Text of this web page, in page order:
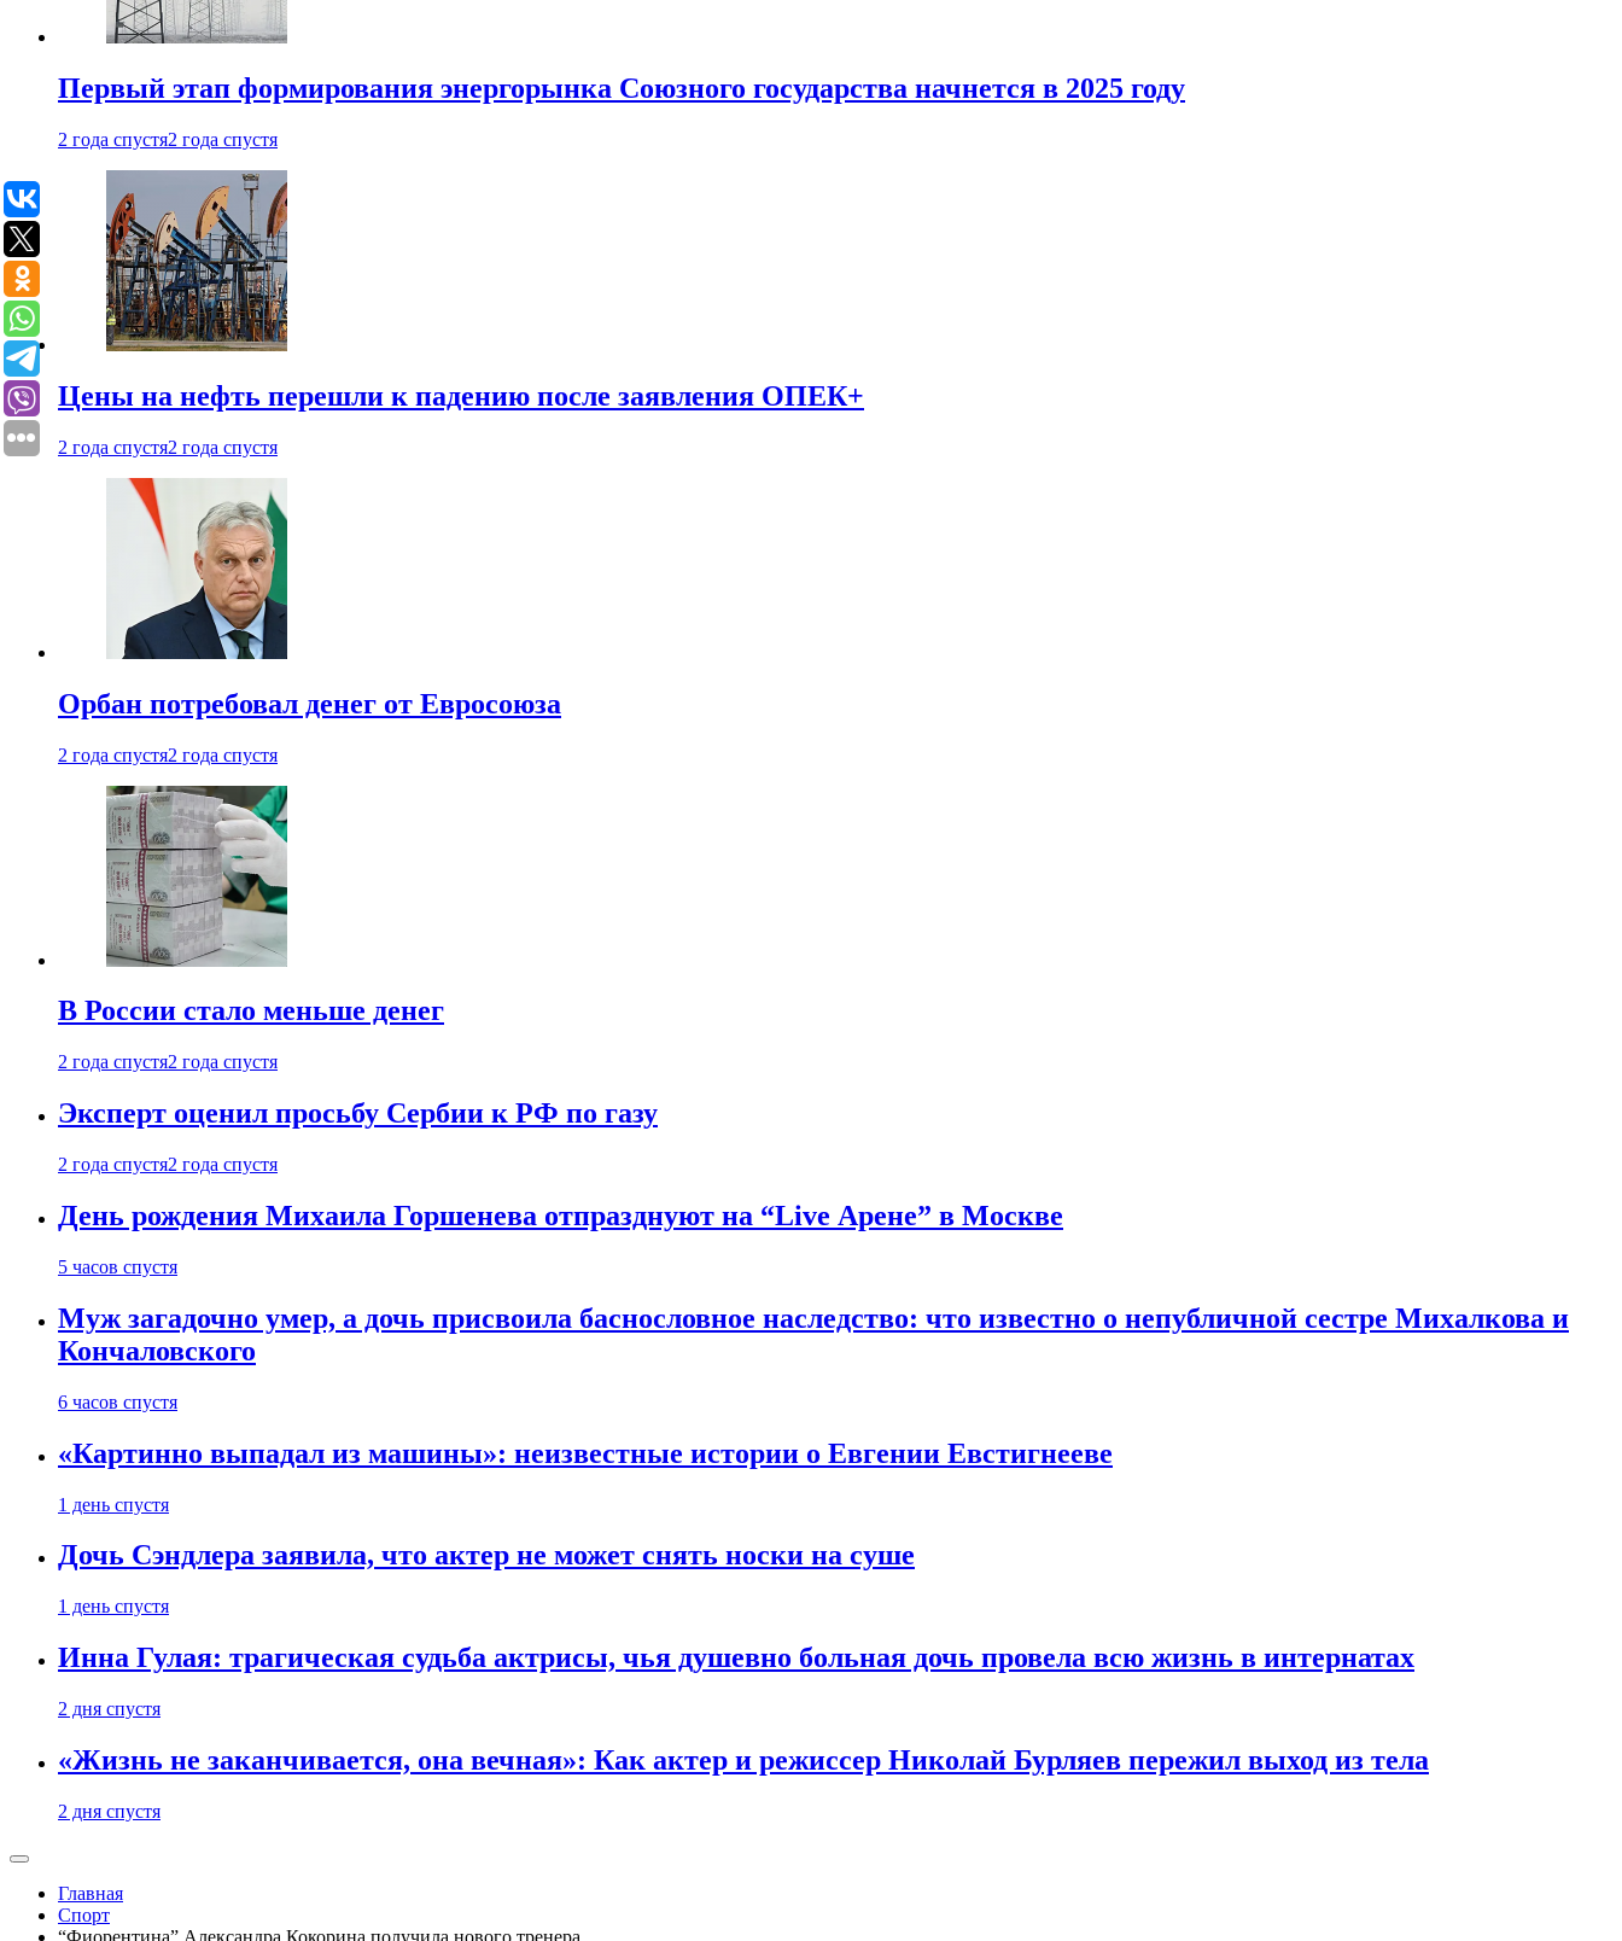
Первый этап формирования энергорынка Союзного государства начнется в 2025 году
2 года спустя2 года спустя
Цены на нефть перешли к падению после заявления ОПЕК+
2 года спустя2 года спустя
Орбан потребовал денег от Евросоюза
2 года спустя2 года спустя
В России стало меньше денег
2 года спустя2 года спустя
Эксперт оценил просьбу Сербии к РФ по газу
2 года спустя2 года спустя
День рождения Михаила Горшенева отпразднуют на “Live Арене” в Москве
5 часов спустя
Муж загадочно умер, а дочь присвоила баснословное наследство: что известно о непубличной сестре Михалкова и
Кончаловского
6 часов спустя
«Картинно выпадал из машины»: неизвестные истории о Евгении Евстигнееве
1 день спустя
Дочь Сэндлера заявила, что актер не может снять носки на суше
1 день спустя
Инна Гулая: трагическая судьба актрисы, чья душевно больная дочь провела всю жизнь в интернатах
2 дня спустя
«Жизнь не заканчивается, она вечная»: Как актер и режиссер Николай Бурляев пережил выход из тела
2 дня спустя
Главная
Спорт
“Фиорентина” Александра Кокорина получила нового тренера